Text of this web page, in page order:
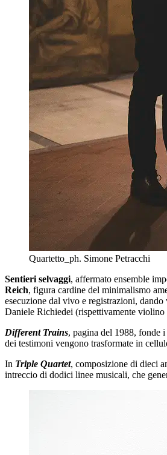
Quartetto_ph. Simone Petracchi
Sentieri selvaggi, affermato ensemble
Reich, figura cardine del minimalismo
esecuzione dal vivo e registrazioni,
Daniele Richiedei (rispettivamente
Different Trains, pagina del 1988, fonde
dei testimoni vengono trasformate in
In Triple Quartet, composizione di dieci
intreccio di dodici linee musicali, che